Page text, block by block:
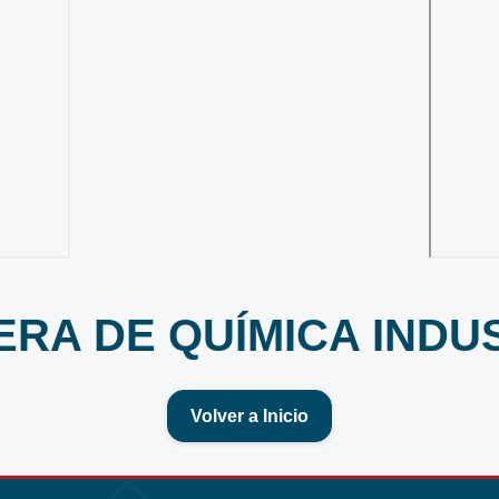
DE QUÍMICA
Volver a Inicio